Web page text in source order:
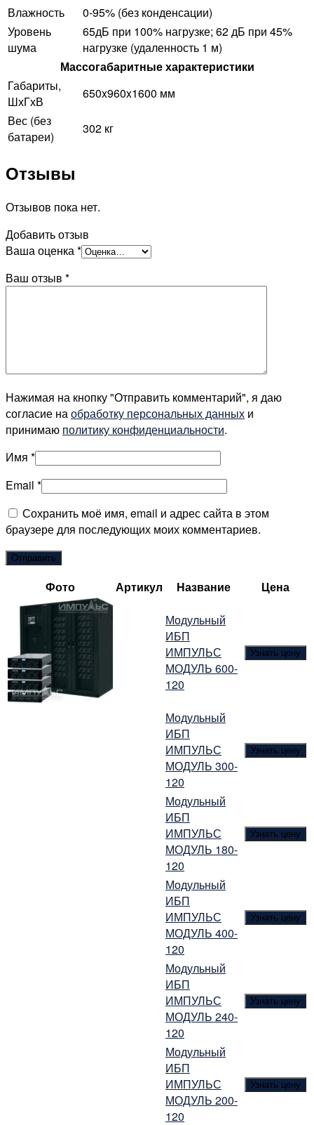
Влажность
0-95% (без конденсации)
Уровень
шума
65дБ при 100% нагрузке; 62 дБ при 45%
нагрузке (удаленность 1 м)
Массогабаритные характеристики
Габариты,
ШхГхВ
650x960x1600 мм
Вес (без
батареи)
302 кг
Отзывы
Отзывов пока нет.
Добавить отзыв
Ваша оценка*
Ваш отзыв *
Нажимая на кнопку "Отправить комментарий", я даю
согласие наобработку персональных данных и
принимаю политику конфиденциальности.
Имя *
Email *
Сохранить моё имя, email и адрес сайта в этом
браузере для последующих моих комментариев.
Фото Артикул Название Цена
Модульный
ИБП
ИМПУЛЬС
МОДУЛЬ 600-
120
Узнать цену
Модульный
ИБП
ИМПУЛЬС
МОДУЛЬ 300-
120
Узнать цену
Модульный
ИБП
ИМПУЛЬС
МОДУЛЬ 180-
120
Узнать цену
Модульный
ИБП
ИМПУЛЬС
МОДУЛЬ 400-
120
Узнать цену
Модульный
ИБП
ИМПУЛЬС
МОДУЛЬ 240-
120
Узнать цену
Модульный
ИБП
ИМПУЛЬС
МОДУЛЬ 200-
120
Узнать цену